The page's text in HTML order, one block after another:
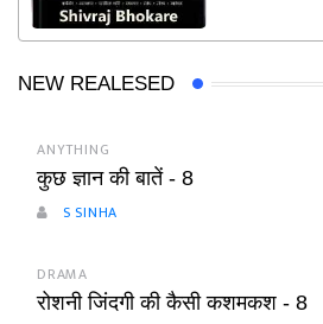
NEW REALESED
ANYTHING
कुछ ज्ञान की बातें - 8
S SINHA
DRAMA
रोशनी जिंदगी की कैसी कशमकश - 8